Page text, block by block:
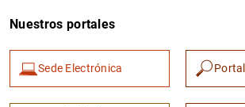
Nuestros portales
Sede Electrónica